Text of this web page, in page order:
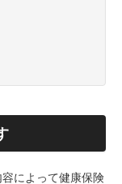
によって健康保険